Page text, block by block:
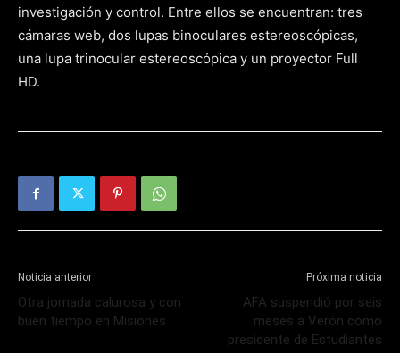
investigación y control. Entre ellos se encuentran: tres
cámaras web, dos lupas binoculares estereoscópicas,
una lupa trinocular estereoscópica y un proyector Full
HD.
Noticia anterior
Otra jornada calurosa y con
buen tiempo en Misiones
Próxima noticia
AFA suspendió por seis
meses a Verón como
presidente de Estudiantes